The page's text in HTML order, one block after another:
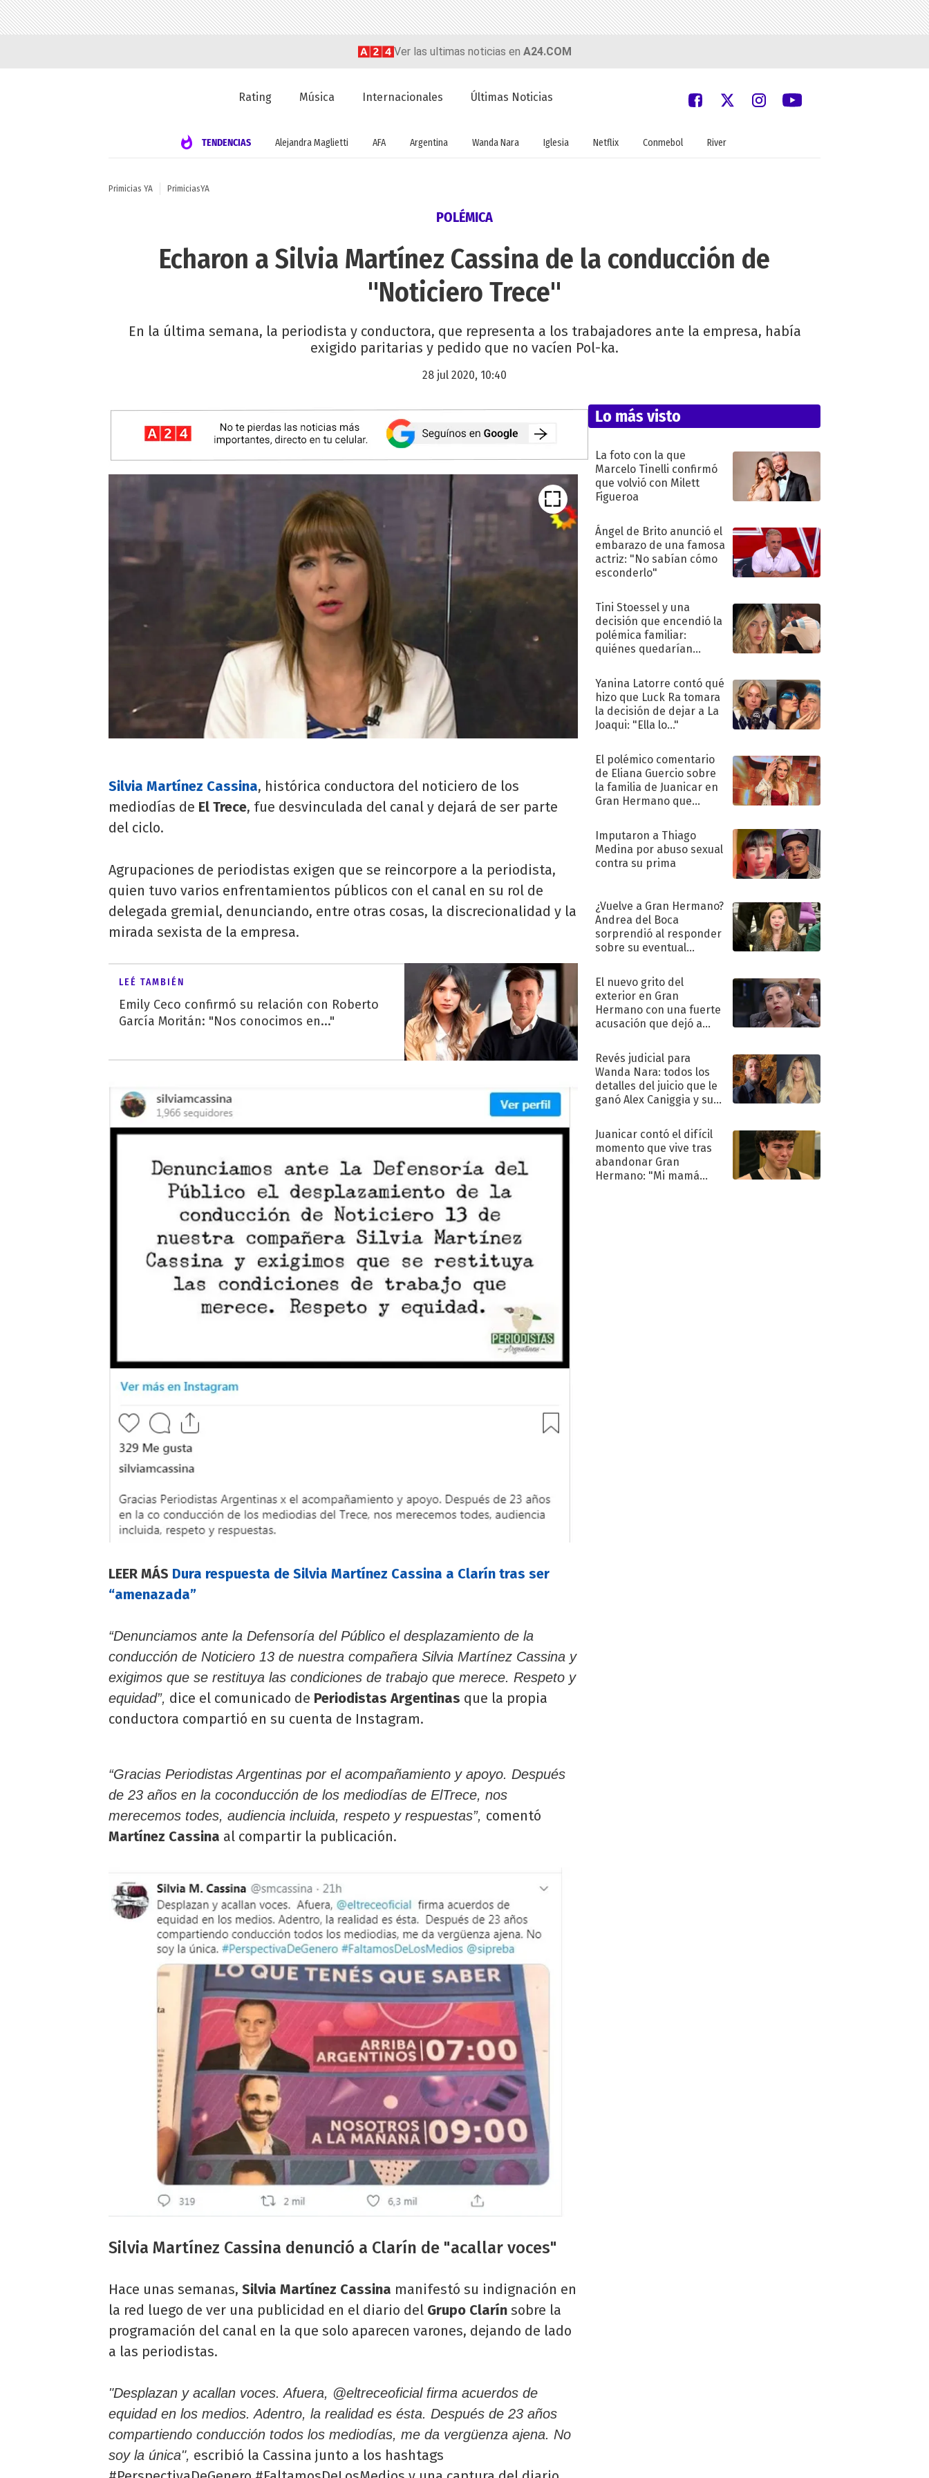
Ver las ultimas noticias en A24.COM
Rating Música Internacionales Últimas Noticias
TENDENCIAS Alejandra Maglietti AFA Argentina Wanda Nara Iglesia Netflix Conmebol River
Primicias YA PrimiciasYA
POLÉMICA
Echaron a Silvia Martínez Cassina de la conducción de
"Noticiero Trece"
En la última semana, la periodista y conductora, que representa a los trabajadores ante la empresa, había
exigido paritarias y pedido que no vacíen Pol-ka.
28 jul 2020, 10:40
Silvia Martínez Cassina, histórica conductora del noticiero de los
mediodías de El Trece, fue desvinculada del canal y dejará de ser parte
del ciclo.
Agrupaciones de periodistas exigen que se reincorpore a la periodista,
quien tuvo varios enfrentamientos públicos con el canal en su rol de
delegada gremial, denunciando, entre otras cosas, la discrecionalidad y la
mirada sexista de la empresa.
LEÉ TAMBIÉN
Emily Ceco confirmó su relación con Roberto
García Moritán: "Nos conocimos en..."
LEER MÁS Dura respuesta de Silvia Martínez Cassina a Clarín tras ser
“amenazada”
“Denunciamos ante la Defensoría del Público el desplazamiento de la
conducción de Noticiero 13 de nuestra compañera Silvia Martínez Cassina y
exigimos que se restituya las condiciones de trabajo que merece. Respeto y
equidad”, dice el comunicado de Periodistas Argentinas que la propia
conductora compartió en su cuenta de Instagram.
“Gracias Periodistas Argentinas por el acompañamiento y apoyo. Después
de 23 años en la coconducción de los mediodías de ElTrece, nos
merecemos todes, audiencia incluida, respeto y respuestas”, comentó
Martínez Cassina al compartir la publicación.
Silvia Martínez Cassina denunció a Clarín de "acallar voces"
Hace unas semanas, Silvia Martínez Cassina manifestó su indignación en
la red luego de ver una publicidad en el diario del Grupo Clarín sobre la
programación del canal en la que solo aparecen varones, dejando de lado
a las periodistas.
"Desplazan y acallan voces. Afuera, @eltreceoficial firma acuerdos de
equidad en los medios. Adentro, la realidad es ésta. Después de 23 años
compartiendo conducción todos los mediodías, me da vergüenza ajena. No
soy la única", escribió la Cassina junto a los hashtags
Lo más visto
La foto con la que
Marcelo Tinelli confirmó
que volvió con Milett
Figueroa
Ángel de Brito anunció el
embarazo de una famosa
actriz: "No sabían cómo
esconderlo"
Tini Stoessel y una
decisión que encendió la
polémica familiar:
quiénes quedarían
Yanina Latorre contó qué
hizo que Luck Ra tomara
la decisión de dejar a La
Joaqui: "Ella lo..."
El polémico comentario
de Eliana Guercio sobre
la familia de Juanicar en
Gran Hermano que
Imputaron a Thiago
Medina por abuso sexual
contra su prima
¿Vuelve a Gran Hermano?
Andrea del Boca
sorprendió al responder
sobre su eventual
El nuevo grito del
exterior en Gran
Hermano con una fuerte
acusación que dejó a
"Traidora"
Revés judicial para
Wanda Nara: todos los
detalles del juicio que le
ganó Alex Caniggia y sus
Juanicar contó el difícil
momento que vive tras
abandonar Gran
Hermano: "Mi mamá